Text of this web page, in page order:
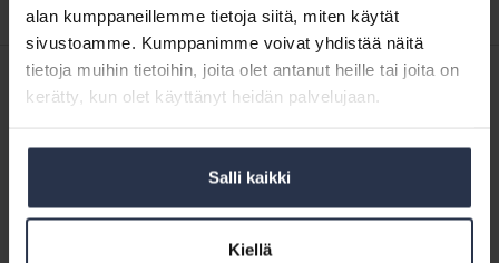
alan kumppaneillemme tietoja siitä, miten käytät
sivustoamme. Kumppanimme voivat yhdistää näitä
tietoja muihin tietoihin, joita olet antanut heille tai joita on
kerätty, kun olet käyttänyt heidän palvelujaan.
Salli kaikki
Kiellä
SISÄLTÖJÄ ISÄNNÖINTILIITON MEDIOISTA
Asukaskysely, asumishaitta ja urakkamalli ovat kolme tärkeää
23.5.2026 Kotitalolehti.fi